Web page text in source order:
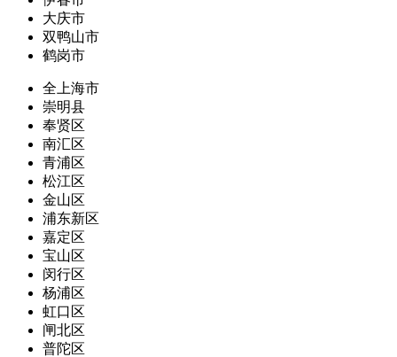
大庆市
双鸭山市
鹤岗市
全上海市
崇明县
奉贤区
南汇区
青浦区
松江区
金山区
浦东新区
嘉定区
宝山区
闵行区
杨浦区
虹口区
闸北区
普陀区